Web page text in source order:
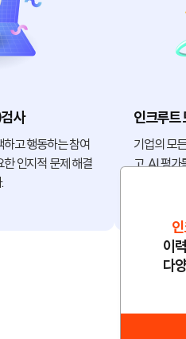
사
고 행동하는 참여
인지적 문제 해결
인크루트
기업의 모
고, AI 평가
이
다